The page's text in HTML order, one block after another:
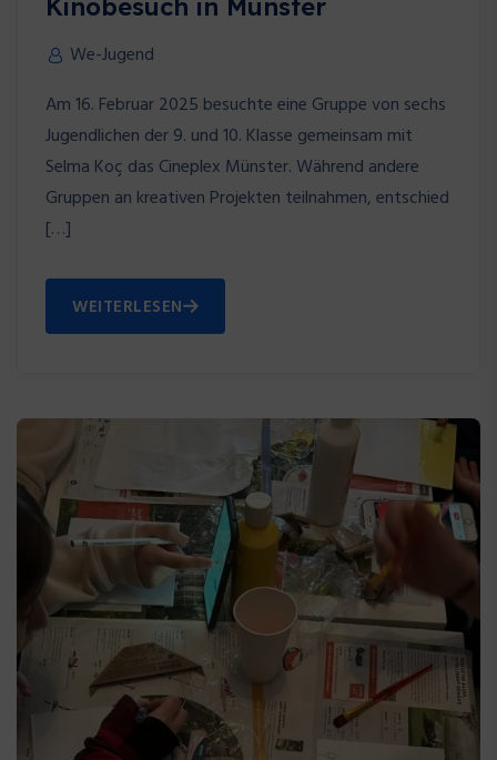
We-Jugend
Am 16. Februar 2025 besuchte eine Gruppe von sechs
Jugendlichen der 9. und 10. Klasse gemeinsam mit
Selma Koç das Cineplex Münster. Während andere
Gruppen an kreativen Projekten teilnahmen, entschied
[…]
WEITERLESEN